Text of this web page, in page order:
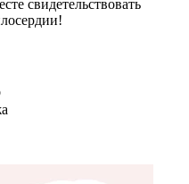
свидетельствовать